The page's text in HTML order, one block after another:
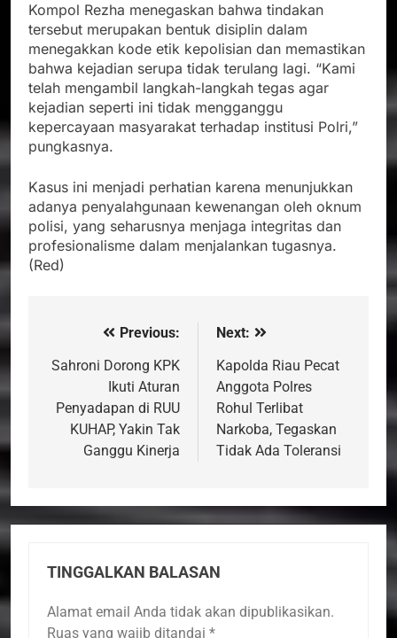
Kompol Rezha menegaskan bahwa tindakan
tersebut merupakan bentuk disiplin dalam
menegakkan kode etik kepolisian dan memastikan
bahwa kejadian serupa tidak terulang lagi. “Kami
telah mengambil langkah-langkah tegas agar
kejadian seperti ini tidak mengganggu
kepercayaan masyarakat terhadap institusi Polri,”
pungkasnya.
Kasus ini menjadi perhatian karena menunjukkan
adanya penyalahgunaan kewenangan oleh oknum
polisi, yang seharusnya menjaga integritas dan
profesionalisme dalam menjalankan tugasnya.
(Red)
Navigasi
pos
Previous:
Sahroni Dorong KPK
Ikuti Aturan
Penyadapan di RUU
KUHAP, Yakin Tak
Ganggu Kinerja
Next:
Kapolda Riau Pecat
Anggota Polres
Rohul Terlibat
Narkoba, Tegaskan
Tidak Ada Toleransi
TINGGALKAN BALASAN
Alamat email Anda tidak akan dipublikasikan.
Ruas yang wajib ditandai *